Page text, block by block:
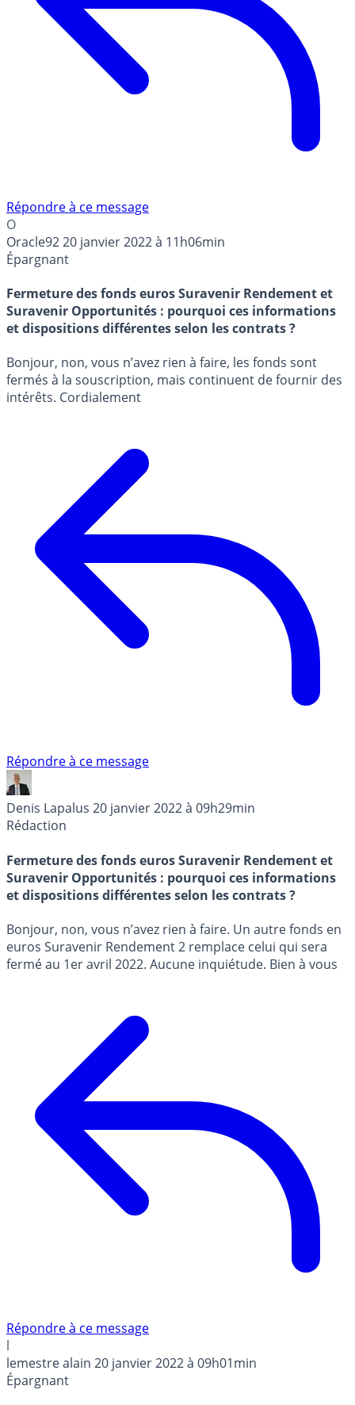
Répondre à ce message
O
Oracle9220 janvier 2022 à 11h06min
Épargnant
Fermeture des fonds euros Suravenir Rendement et
Suravenir Opportunités : pourquoi ces informations
et dispositions différentes selon les contrats ?
Bonjour, non, vous n’avez rien à faire, les fonds sont
fermés à la souscription, mais continuent de fournir des
intérêts. Cordialement
Répondre à ce message
Denis Lapalus 20 janvier 2022 à 09h29min
Rédaction
Fermeture des fonds euros Suravenir Rendement et
Suravenir Opportunités : pourquoi ces informations
et dispositions différentes selon les contrats ?
Bonjour, non, vous n’avez rien à faire. Un autre fonds en
euros Suravenir Rendement 2 remplace celui qui sera
fermé au 1er avril 2022. Aucune inquiétude. Bien à vous
Répondre à ce message
l
lemestre alain 20 janvier 2022 à 09h01min
Épargnant